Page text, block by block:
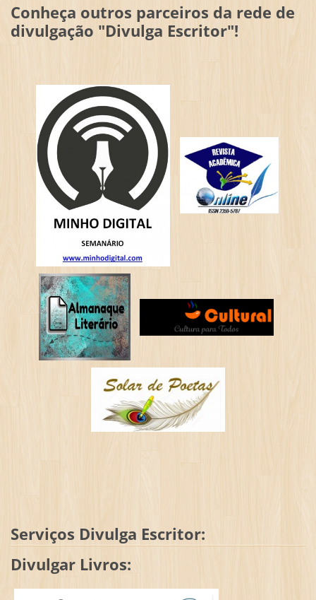
Conheça outros parceiros da rede de
divulgação "Divulga Escritor"!
Serviços Divulga Escritor:
Divulgar Livros: